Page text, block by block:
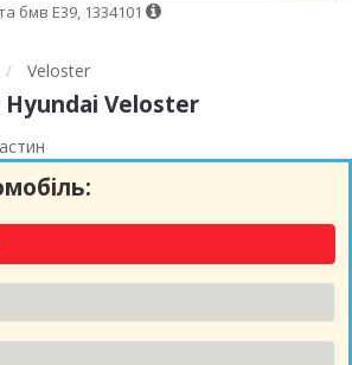
бмв Е39, 1334101
Veloster
Hyundai Veloster